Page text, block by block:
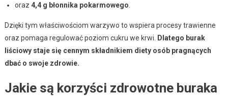
oraz 4,4 g błonnika pokarmowego
Dzięki tym właściwościom warzywo to wspiera procesy trawienne
oraz pomaga regulować poziom cukru we krwi.
Dlatego burak
liściowy staje się cennym składnikiem diety osób pragnących
dbać o swoje zdrowie.
Jakie są korzyści zdrowotne buraka